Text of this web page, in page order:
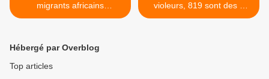
migrants africains
accompagnés par José
l’asile
violeurs, 819 sont des «
demandeurs d'asile », 279
Hébergé par Overblog
Top articles